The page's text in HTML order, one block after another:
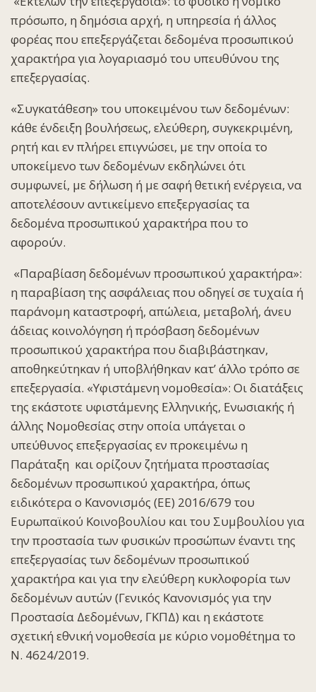
πρόσωπο, η δημόσια αρχή, η υπηρεσία ή άλλος
φορέας που επεξεργάζεται δεδομένα προσωπικού
χαρακτήρα για λογαριασμό του υπευθύνου της
επεξεργασίας.
«Συγκατάθεση» του υποκειμένου των δεδομένων:
κάθε ένδειξη βουλήσεως, ελεύθερη, συγκεκριμένη,
ρητή και εν πλήρει επιγνώσει, με την οποία το
υποκείμενο των δεδομένων εκδηλώνει ότι
συμφωνεί, με δήλωση ή με σαφή θετική ενέργεια, να
αποτελέσουν αντικείμενο επεξεργασίας τα
δεδομένα προσωπικού χαρακτήρα που το
αφορούν.
«Παραβίαση δεδομένων προσωπικού χαρακτήρα»:
η παραβίαση της ασφάλειας που οδηγεί σε τυχαία ή
παράνομη καταστροφή, απώλεια, μεταβολή, άνευ
άδειας κοινολόγηση ή πρόσβαση δεδομένων
προσωπικού χαρακτήρα που διαβιβάστηκαν,
αποθηκεύτηκαν ή υποβλήθηκαν κατ’ άλλο τρόπο σε
επεξεργασία. «Υφιστάμενη νομοθεσία»: Οι διατάξεις
της εκάστοτε υφιστάμενης Ελληνικής, Ενωσιακής ή
άλλης Νομοθεσίας στην οποία υπάγεται ο
υπεύθυνος επεξεργασίας εν προκειμένω η
Παράταξη και ορίζουν ζητήματα προστασίας
δεδομένων προσωπικού χαρακτήρα, όπως
ειδικότερα ο Κανονισμός (ΕΕ) 2016/679 του
Ευρωπαϊκού Κοινοβουλίου και του Συμβουλίου για
την προστασία των φυσικών προσώπων έναντι της
επεξεργασίας των δεδομένων προσωπικού́
χαρακτήρα και για την ελεύθερη κυκλοφορία των
δεδομένων αυτών (Γενικός Κανονισμός για την
Προστασία Δεδομένων, ΓΚΠΔ) και η εκάστοτε
σχετική εθνική νομοθεσία με κύριο νομοθέτημα το
Ν. 4624/2019.